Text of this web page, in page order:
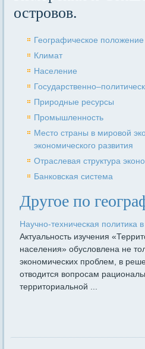
островов.
Географическое положение
Климат
Население
Природные ресурсы
Промышленность
Место страны в мировой
экономического развития
Отраслевая структура
Банковская система
Другое по
Научно-техническая политика
Актуальность изучения
населения» обусловлена не
экономических проблем, в
отводится вопросам
территориальной ...